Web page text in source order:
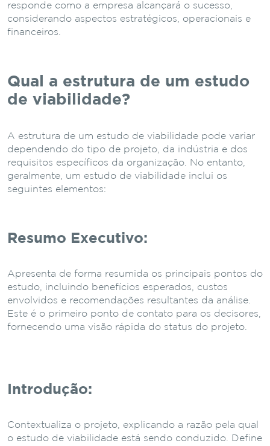
responde como a empresa alcançará o sucesso,
considerando aspectos estratégicos, operacionais e
financeiros.
Qual a estrutura de um estudo
de viabilidade?
A estrutura de um estudo de viabilidade pode variar
dependendo do tipo de projeto, da indústria e dos
requisitos específicos da organização. No entanto,
geralmente, um estudo de viabilidade inclui os
seguintes elementos:
Resumo Executivo:
Apresenta de forma resumida os principais pontos do
estudo, incluindo benefícios esperados, custos
envolvidos e recomendações resultantes da análise.
Este é o primeiro ponto de contato para os decisores,
fornecendo uma visão rápida do status do projeto.
Introdução:
Contextualiza o projeto, explicando a razão pela qual
o estudo de viabilidade está sendo conduzido. Define